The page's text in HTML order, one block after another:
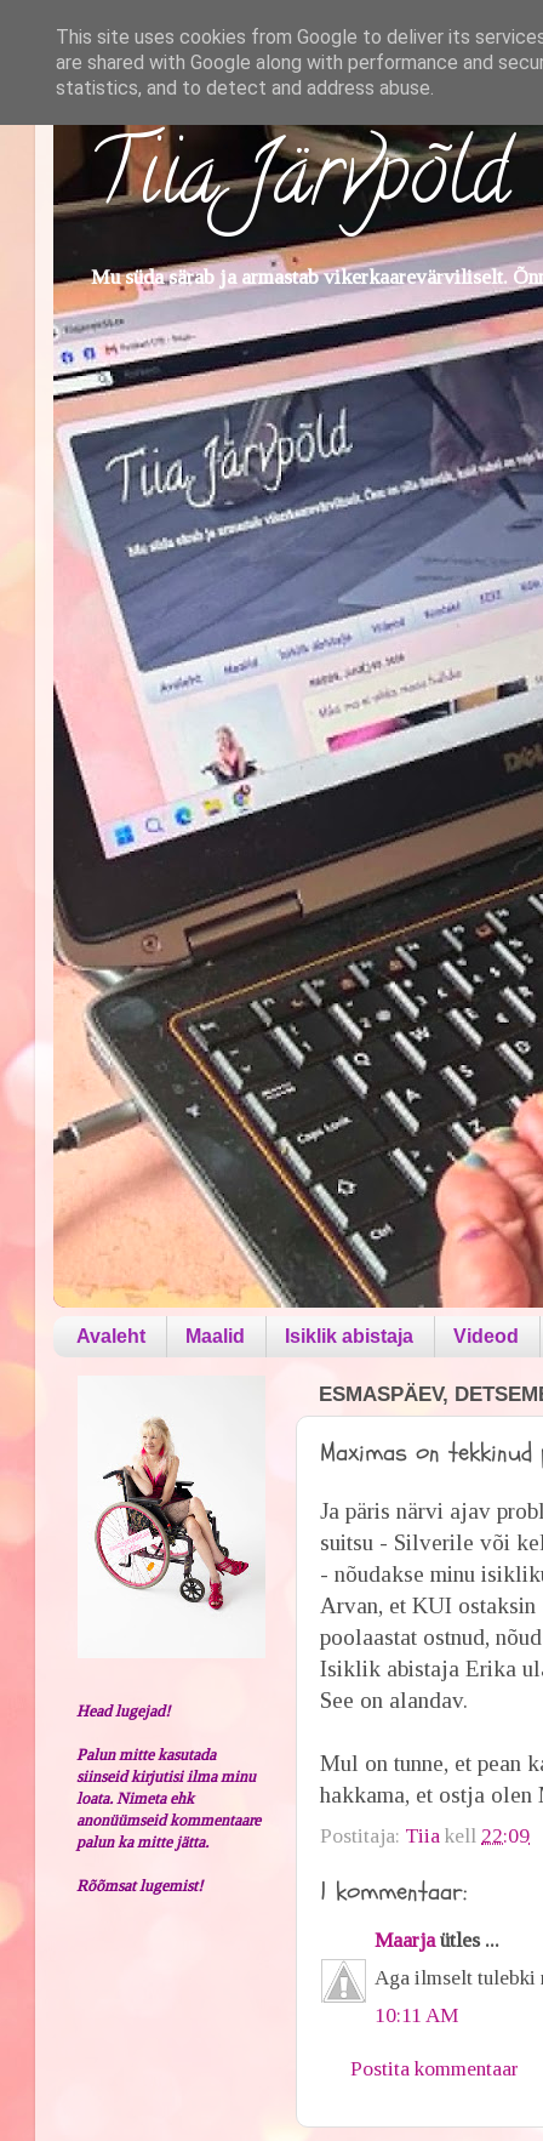
Tiia Järvpõld
Mu süda särab ja armastab vikerkaarevärviliselt.
Avaleht Maalid Isiklik abistaja Videod
ESMASPÄEV,
Maximas on
Ja päris närvi ajav
suitsu - Silverile või
- nõudakse minu
Arvan, et KUI ostaksin
poolaastat ostnud,
Isiklik abistaja Erika
See on alandav.
Mul on tunne, et pean
hakkama, et ostja
Postitaja: Tiia kell 22:09
1 kommentaar:
Maarjaütles ...
Aga ilmselt tulebki
10:11 AM
Postita kommentaar
Head lugejad!
Palun mitte kasutada
siinseid kirjutisi ilma minu
loata. Nimeta ehk
anonüümseid kommentaare
palun ka mitte jätta.
Rõõmsat lugemist!
This site uses cookies from Google to deliver its
are shared with Google along with performance and
statistics, and to detect and address abuse.